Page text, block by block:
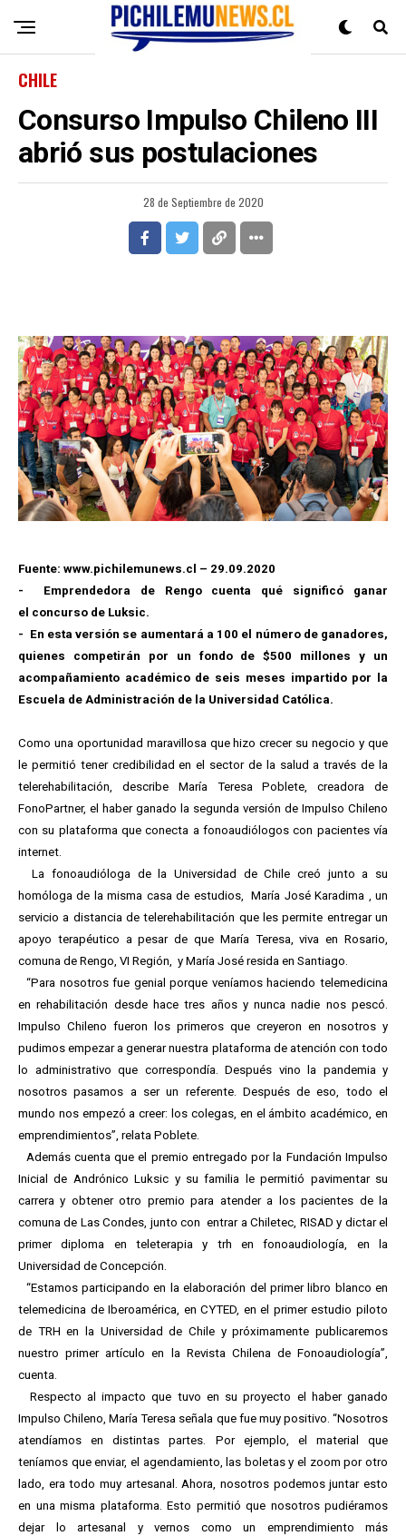
CHILE
Consurso Impulso Chileno III
abrió sus postulaciones
28 de Septiembre de 2020
Fuente: www.pichilemunews.cl – 29.09.2020
- Emprendedora de Rengo cuenta qué significó ganar
el concurso de Luksic.
- En esta versión se aumentará a 100 el número de ganadores,
quienes competirán por un fondo de $500 millones y un
acompañamiento académico de seis meses impartido por la
Escuela de Administración de la Universidad Católica.
Como una oportunidad maravillosa que hizo crecer su negocio y que
le permitió tener credibilidad en el sector de la salud a través de la
telerehabilitación, describe María Teresa Poblete, creadora de
FonoPartner, el haber ganado la segunda versión de Impulso Chileno
con su plataforma que conecta a fonoaudiólogos con pacientes vía
internet.
La fonoaudióloga de la Universidad de Chile creó junto a su
homóloga de la misma casa de estudios, María José Karadima , un
servicio a distancia de telerehabilitación que les permite entregar un
apoyo terapéutico a pesar de que María Teresa, viva en Rosario,
comuna de Rengo, VI Región, y María José resida en Santiago.
“Para nosotros fue genial porque veníamos haciendo telemedicina
en rehabilitación desde hace tres años y nunca nadie nos pescó.
Impulso Chileno fueron los primeros que creyeron en nosotros y
pudimos empezar a generar nuestra plataforma de atención con todo
lo administrativo que correspondía. Después vino la pandemia y
nosotros pasamos a ser un referente. Después de eso, todo el
mundo nos empezó a creer: los colegas, en el ámbito académico, en
emprendimientos”, relata Poblete.
Además cuenta que el premio entregado por la Fundación Impulso
Inicial de Andrónico Luksic y su familia le permitió pavimentar su
carrera y obtener otro premio para atender a los pacientes de la
comuna de Las Condes, junto con entrar a Chiletec, RISAD y dictar el
primer diploma en teleterapia y trh en fonoaudiología, en la
Universidad de Concepción.
“Estamos participando en la elaboración del primer libro blanco en
telemedicina de Iberoamérica, en CYTED, en el primer estudio piloto
de TRH en la Universidad de Chile y próximamente publicaremos
nuestro primer artículo en la Revista Chilena de Fonoaudiología”,
cuenta.
Respecto al impacto que tuvo en su proyecto el haber ganado
Impulso Chileno, María Teresa señala que fue muy positivo. “Nosotros
atendíamos en distintas partes. Por ejemplo, el material que
teníamos que enviar, el agendamiento, las boletas y el zoom por otro
lado, era todo muy artesanal. Ahora, nosotros podemos juntar esto
en una misma plataforma. Esto permitió que nosotros pudiéramos
dejar lo artesanal y vernos como un emprendimiento más